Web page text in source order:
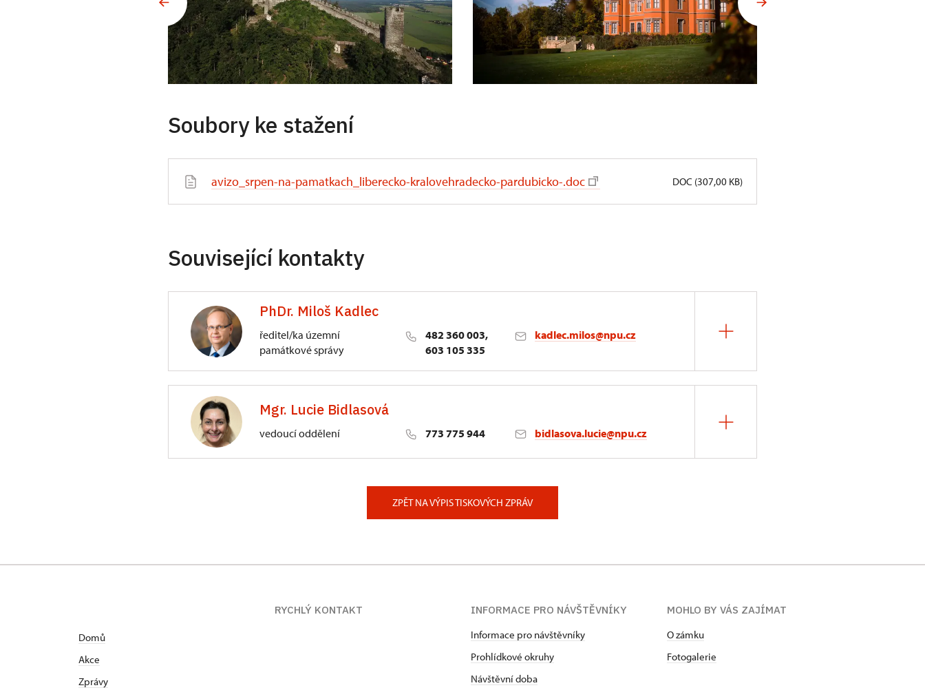
Soubory ke stažení
avizo_srpen-na-pamatkach_liberecko-kralovehradecko-pardubicko-.doc DOC (307,00 KB)
Související kontakty
PhDr. Miloš Kadlec
ředitel/ka územní
památkové správy
482 360 003,
603 105 335
kadlec.milos@npu.cz
3/, Sychrov 3Mgr. Lucie Bidlasová
vedoucí oddělení 773 775 944 bidlasova.lucie@npu.cz
ZPĚT NA VÝPIS TISKOVÝCH ZPRÁV
Domů
Akce
Zprávy
RYCHLÝ KONTAKT
INFORMACE PRO NÁVŠTĚVNÍKY
Informace pro návštěvníky
Prohlídkové okruhy
Návštěvní doba
MOHLO BY VÁS ZAJÍMAT
O zámku
Fotogalerie